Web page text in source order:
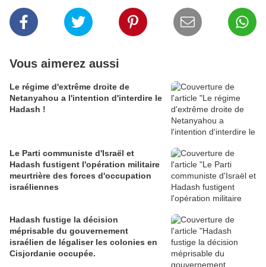
Vous aimerez aussi
Le régime d'extrême droite de
Netanyahou a l'intention d'interdire le
Hadash !
Le Parti communiste d'Israël et
Hadash fustigent l'opération militaire
meurtrière des forces d'occupation
israéliennes
Hadash fustige la décision
méprisable du gouvernement
israélien de légaliser les colonies en
Cisjordanie occupée.